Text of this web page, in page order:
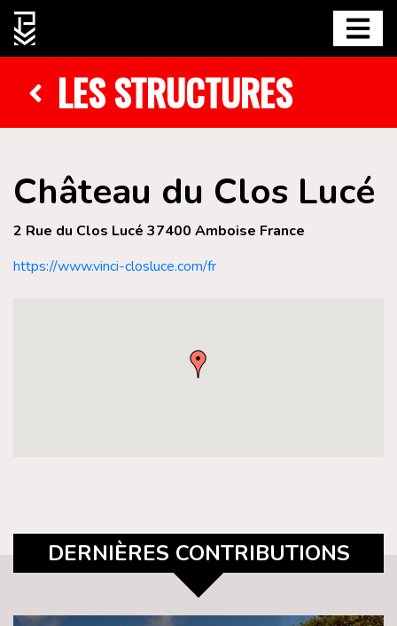
LES STRUCTURES
Château du Clos Lucé
2 Rue du Clos Lucé 37400 Amboise France
https://www.vinci-closluce.com/fr
DERNIÈRES CONTRIBUTIONS